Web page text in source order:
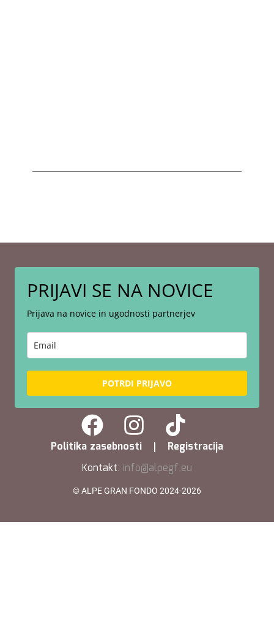
PRIJAVI SE NA NOVICE
Prijava na novice in ugodnosti partnerjev
POTRDI PRIJAVO
Politika zasebnosti
Registracija
Kontakt: info@alpegf.eu
© ALPE GRAN FONDO 2024-2026